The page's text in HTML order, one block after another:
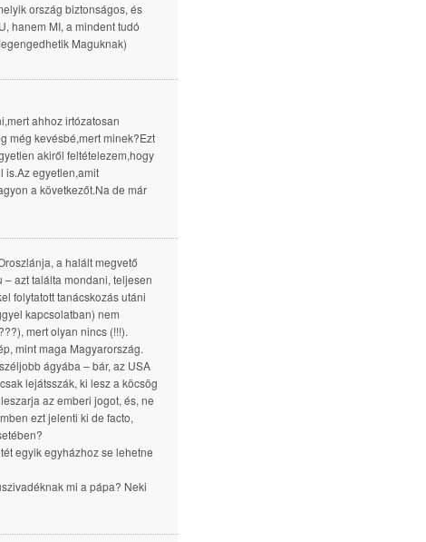
ország biztonságos, és
hanem MI, a mindent tudó
Maguknak)
ahhoz irtózatosan
még kevésbé,mert minek?Ezt
akiről feltételezem,hogy
is.Az egyetlen,amit
a következőt.Na de már
a halált megvető
azt találta mondani, teljesen
folytatott tanácskozás utáni
kapcsolatban) nem
mert olyan nincs (!!!).
mint maga Magyarország.
ágyába – bár, az USA
lejátsszák, ki lesz a köcsög
az emberi jogot, és, ne
ezt jelenti ki de facto,
egyik egyházhoz se lehetne
mi a pápa? Neki